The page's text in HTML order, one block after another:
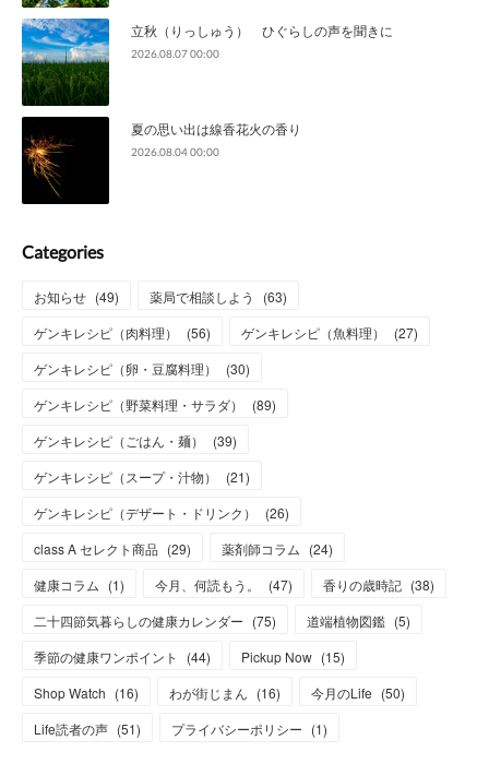
立秋（りっしゅう） ひぐらしの声を聞きに
2026.08.07 00:00
夏の思い出は線香花火の香り
2026.08.04 00:00
Categories
お知らせ (49) 薬局で相談しよう (63)
ゲンキレシピ（肉料理）
(56) ゲンキレシピ（魚料理） (27)
ゲンキレシピ（卵・豆腐料理）
(30)
ゲンキレシピ（野菜料理・サラダ）
(89)
ゲンキレシピ（ごはん・麺）
(39)
ゲンキレシピ（スープ・汁物）
(21)
ゲンキレシピ（デザート・ドリンク）
(26)
class A セレクト商品 (29) 薬剤師コラム (24)
健康コラム (1) 今月、何読もう。 (47) 香りの歳時記 (38)
二十四節気暮らしの健康カレンダー (75) 道端植物図鑑 (5)
季節の健康ワンポイント
(44) Pickup Now (15)
Shop Watch (16) わが街じまん (16) 今月のLife (50)
Life読者の声 (51) プライバシーポリシー (1)